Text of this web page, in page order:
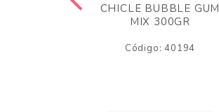
CHICLE BUBBLE GUM
MIX 300GR
Código: 40194